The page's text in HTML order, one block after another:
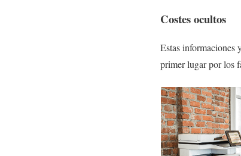
Costes ocultos
Estas informaciones
primer lugar por los